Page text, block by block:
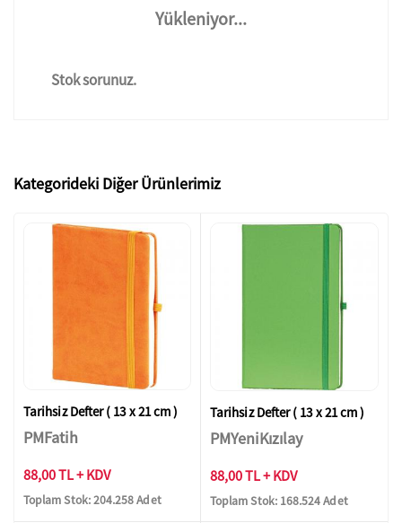
Yükleniyor...
Stok sorunuz.
Kategorideki Diğer Ürünlerimiz
Tarihsiz Defter ( 13 x 21 cm )
PMFatih
88,00 TL + KDV
Toplam Stok: 204.258 Adet
Tarihsiz Defter ( 13 x 21 cm )
PMYeniKızılay
88,00 TL + KDV
Toplam Stok: 168.524 Adet